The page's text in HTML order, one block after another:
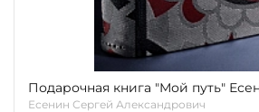
Подарочная книга "Мой путь"
Есенин Сергей Александрович